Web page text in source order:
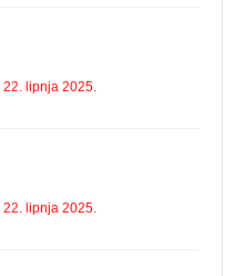
22. lipnja 2025.
22. lipnja 2025.